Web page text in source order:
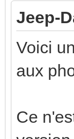
Jeep-
Voici
aux
Ce